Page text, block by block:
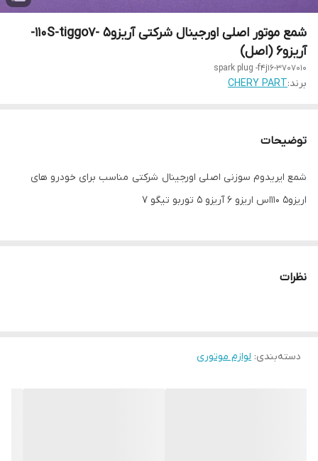
شمع موتور اصلی اورجینال شرکتی آریزو5 -110S-tiggo7-
آریزو6 (اصل)
spark plug -f4j16-3707010
برند:CHERY PART
توضیحات
شمع ایریدوم سوزنی اصلی اورجینال شرکتی مناسب برای خودرو های
اریزو5 110اس اریزو 6 آریزو 5 توربو تیگو 7
نظرات
دسته‌بندی: لوازم موتوری